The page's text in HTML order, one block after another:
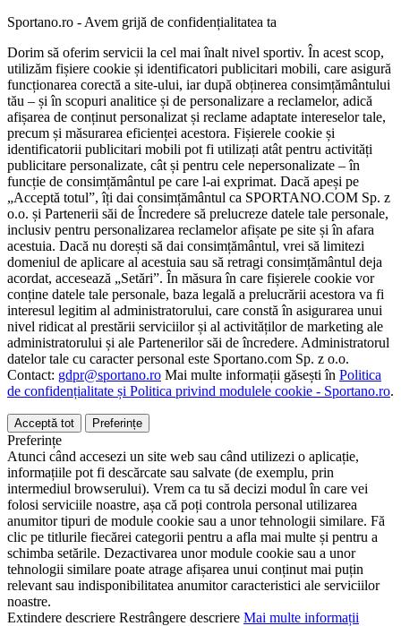
Sportano.ro - Avem grijă de confidențialitatea ta
Dorim să oferim servicii la cel mai înalt nivel sportiv. În acest scop,
utilizăm fișiere cookie și identificatori publicitari mobili, care asigură
funcționarea corectă a site-ului, iar după obținerea consimțământului
tău – și în scopuri analitice și de personalizare a reclamelor, adică
afișarea de conținut personalizat și reclame adaptate intereselor tale,
precum și măsurarea eficienței acestora. Fișierele cookie și
identificatorii publicitari mobili pot fi utilizați atât pentru activități
publicitare personalizate, cât și pentru cele nepersonalizate – în
funcție de consimțământul pe care l-ai exprimat. Dacă apeși pe
„Acceptă totul”, îți dai consimțământul ca SPORTANO.COM Sp. z
o.o. și Partenerii săi de Încredere să prelucreze datele tale personale,
inclusiv pentru personalizarea reclamelor afișate pe site și în afara
acestuia. Dacă nu dorești să dai consimțământul, vrei să limitezi
domeniul de aplicare al acestuia sau să retragi consimțământul deja
acordat, accesează „Setări”. În măsura în care fișierele cookie vor
conține datele tale personale, baza legală a prelucrării acestora va fi
interesul legitim al administratorului, care constă în asigurarea unui
nivel ridicat al prestării serviciilor și al activităților de marketing ale
administratorului și ale Partenerilor săi de încredere. Administratorul
datelor tale cu caracter personal este Sportano.com Sp. z o.o.
Contact: gdpr@sportano.ro Mai multe informații găsești în Politica
de confidențialitate și Politica privind modulele cookie - Sportano.ro.
Acceptă tot Preferințe
Preferințe
Atunci când accesezi un site web sau când utilizezi o aplicație,
informațiile pot fi descărcate sau salvate (de exemplu, prin
intermediul browserului). Vrem ca tu să decizi modul în care vei
folosi serviciile noastre, așa că poți controla personal utilizarea
anumitor tipuri de module cookie sau a unor tehnologii similare. Fă
clic pe titlurile fiecărei categorii pentru a afla mai multe și pentru a
schimba setările. Dezactivarea unor module cookie sau a unor
tehnologii similare poate atrage afișarea unui conținut mai puțin
relevant sau indisponibilitatea anumitor caracteristici ale serviciilor
noastre.
Extindere descriere Restrângere descriere Mai multe informații